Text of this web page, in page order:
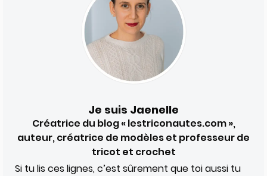
Je suis Jaenelle
Créatrice du blog « lestriconautes.com »,
auteur, créatrice de modèles et professeur de
tricot et crochet
Si tu lis ces lignes, c’est sûrement que toi aussi tu